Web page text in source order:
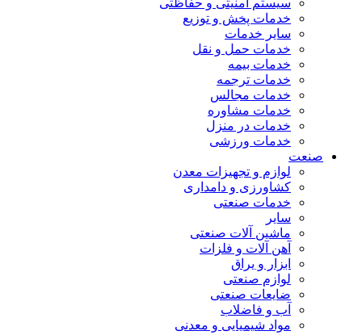
سیستم امنیتی و حفاظتی
خدمات پخش و توزیع
سایر خدمات
خدمات حمل و نقل
خدمات بیمه
خدمات ترجمه
خدمات مجالس
خدمات مشاوره
خدمات در منزل
خدمات ورزشی
صنعت
لوازم و تجهیزات معدن
کشاورزی و دامداری
خدمات صنعتی
سایر
ماشین آلات صنعتی
آهن آلات و فلزات
ابزار و یراق
لوازم صنعتی
ضایعات صنعتی
آب و فاضلاب
مواد شیمیایی و معدنی